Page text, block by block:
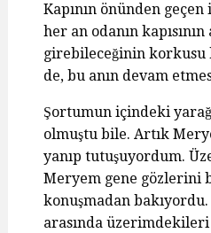
Kapının önünden
her an odanın
girebileceğinin korkusu
de, bu anın devam
Şortumun içindeki
olmuştu bile. Artık
yanıp tutuşuyordum.
Meryem gene gözlerini
konuşmadan bakıyordu.
arasında üzerimdekileri